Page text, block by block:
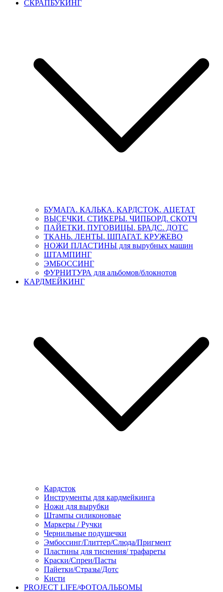
СКРАПБУКИНГ
БУМАГА. КАЛЬКА. КАРДСТОК. АЦЕТАТ
ВЫСЕЧКИ. СТИКЕРЫ. ЧИПБОРД. СКОТЧ
ПАЙЕТКИ. ПУГОВИЦЫ. БРАДС. ДОТС
ТКАНЬ. ЛЕНТЫ. ШПАГАТ. КРУЖЕВО
НОЖИ ПЛАСТИНЫ для вырубных машин
ШТАМПИНГ
ЭМБОССИНГ
ФУРНИТУРА для альбомов/блокнотов
КАРДМЕЙКИНГ
Кардсток
Инструменты для кардмейкинга
Ножи для вырубки
Штампы силиконовые
Маркеры / Ручки
Чернильные подушечки
Эмбоссинг/Глиттер/Слюда/Пригмент
Пластины для тиснения/ трафареты
Краски/Спреи/Пасты
Пайетки/Стразы/Дотс
Кисти
PROJECT LIFE/ФОТОАЛЬБОМЫ